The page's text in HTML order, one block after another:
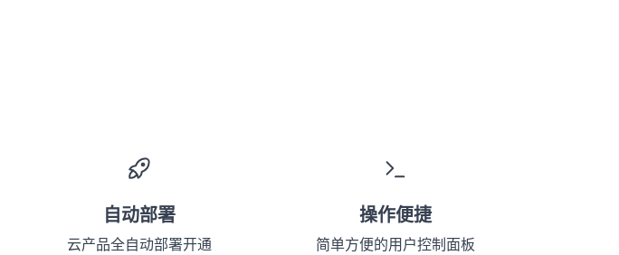
自动部署
云产品全自动部署开通
操作便捷
简单方便的用户控制面板